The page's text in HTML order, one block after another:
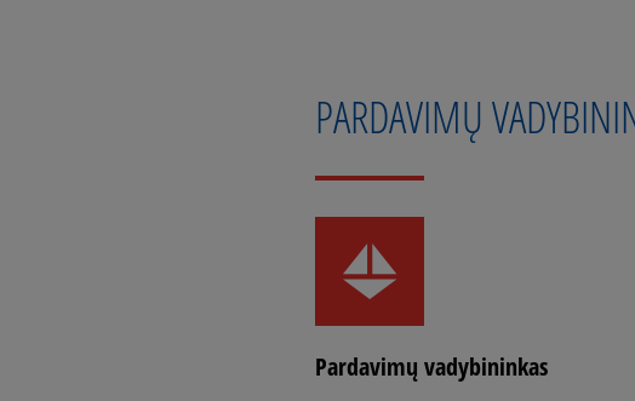
PARDAVIMŲ
Pardavimų vadybininkas